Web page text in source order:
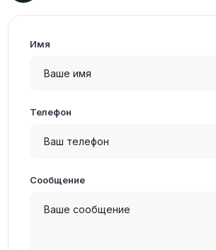
Имя
Телефон
Сообщение